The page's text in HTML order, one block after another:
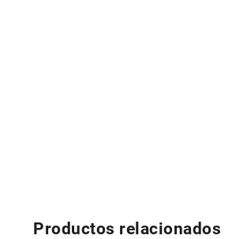
Productos relacionados